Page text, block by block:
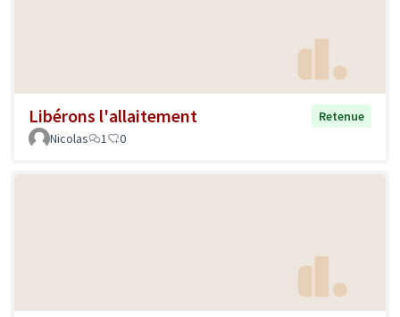
Libérons l'allaitement
Retenue
Nicolas
1 0